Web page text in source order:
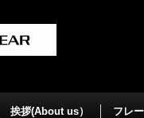
挨拶(About us） フレ